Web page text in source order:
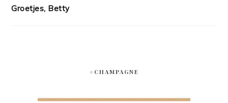
Groetjes, Betty
#CHAMPAGNE